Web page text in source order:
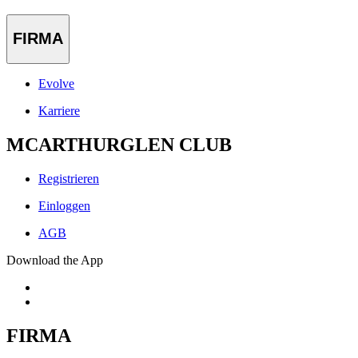
FIRMA
Evolve
Karriere
MCARTHURGLEN CLUB
Registrieren
Einloggen
AGB
Download the App
FIRMA